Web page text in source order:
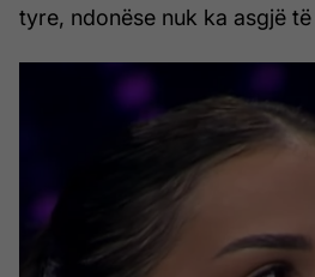
tyre, ndonëse nuk ka asgjë